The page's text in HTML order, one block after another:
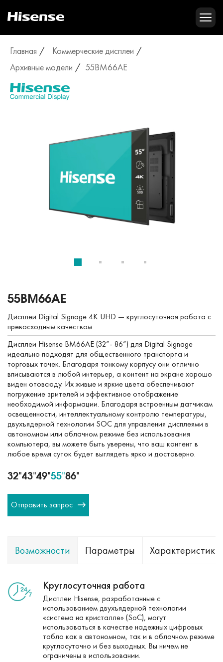
Главная
Коммерческие дисплеи
Архивные модели
55BM66AE
55BM66AE
Дисплеи Digital Signage 4K UHD — круглосуточная работа с
превосходным качеством
Дисплеи Hisense BM66AE (32”- 86”) для Digital Signage
идеально подходят для общественного транспорта и
торговых точек. Благодаря тонкому корпусу они отлично
вписываются в любой интерьер, а контент на экране хорошо
виден отовсюду. Их живые и яркие цвета обеспечивают
погружение зрителей и эффективное отображение
необходимой информации. Благодаря встроенным датчикам
освещенности, интеллектуальному контролю температуры,
двухъядерной технологии SOC для управления дисплеями в
автономном или облачном режиме без использования
компьютера, вы можете быть уверены, что ваш контент в
любое время суток будет выглядеть ярко и достоверно.
32"43"49"55"86"
Отправить запрос
Возможности Параметры Характеристики
Круглосуточная работа
Дисплеи Hisense, разработанные с
использованием двухъядерной технологии
«система на кристалле» (SoC), могут
использоваться в качестве надежных цифровых
табло как в автономном, так и в облачном режиме
круглосуточно и без выходных. Вы ничем не
ограничены в использовании.